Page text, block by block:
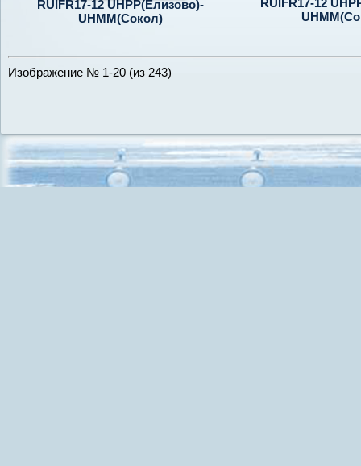
RUIFR17-12 UHPP(Елизово)-
UHMM(Сокол)
Изображение № 1-20 (из 243)